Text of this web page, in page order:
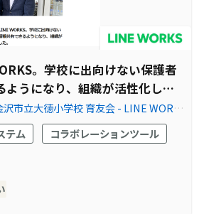
。学校に出向けない保護者
ようになり、組織が活性化しま
沢市立大徳小学校 育友会 - LINE WORK
テム
コラボレーションツール